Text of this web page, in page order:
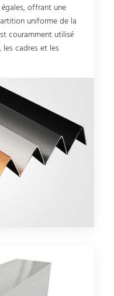
offrant une
uniforme de la
couramment utilisé
les cadres et les